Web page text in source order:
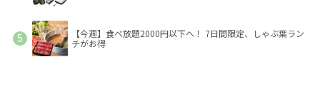
【今週】食べ放題2000円以下へ！ 7日間限定、しゃぶ葉ラン
チがお得